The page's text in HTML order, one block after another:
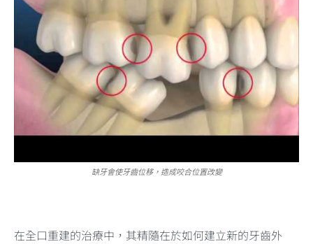
缺牙會使牙齒位移，造成咬合位置改變
在全口重建的治療中，其精隨在於如何建立新的牙齒外